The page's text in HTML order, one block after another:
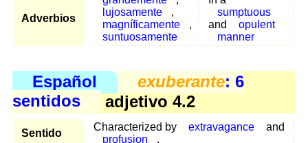
Adverbios
lujosamente
,
magníficamente
,
suntuosamente
sumptuous
and
opulent
manner
Español exuberante: 6
sentidos
adjetivo 4.2
Sentido
Characterized by extravagance
and
profusion
.